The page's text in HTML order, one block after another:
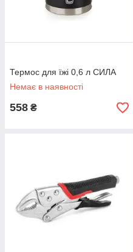
Термос для їжі 0,6 л СИЛА
Немає в наявності
558 ₴